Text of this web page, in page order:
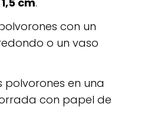
con un
o un vaso
polvorones en una
con papel de